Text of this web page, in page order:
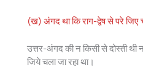
(ख) अंगद था कि राग-द्वेष से परे जिए
उत्तर-अंगद की न किसी से दोस्ती थी
जिये चला जा रहा था।